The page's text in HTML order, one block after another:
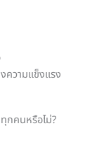
ความแข็งแรง
กคนหรือไม่?